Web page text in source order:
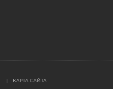
КАРТА САЙТА